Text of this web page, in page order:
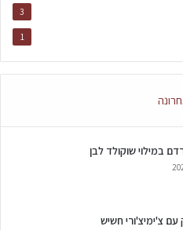
3
1
במילוי שוקולד לבן
עם צ'ימיצ'ורי חשיש